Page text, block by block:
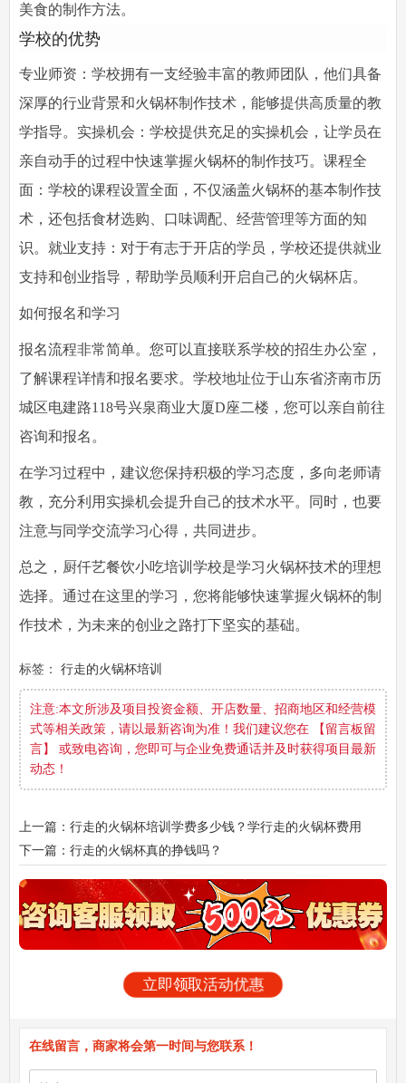
美食的制作方法。
学校的优势
专业师资：学校拥有一支经验丰富的教师团队，他们具备
深厚的行业背景和火锅杯制作技术，能够提供高质量的教
学指导。实操机会：学校提供充足的实操机会，让学员在
亲自动手的过程中快速掌握火锅杯的制作技巧。课程全
面：学校的课程设置全面，不仅涵盖火锅杯的基本制作技
术，还包括食材选购、口味调配、经营管理等方面的知
识。就业支持：对于有志于开店的学员，学校还提供就业
支持和创业指导，帮助学员顺利开启自己的火锅杯店。
如何报名和学习
报名流程非常简单。您可以直接联系学校的招生办公室，
了解课程详情和报名要求。学校地址位于山东省济南市历
城区电建路118号兴泉商业大厦D座二楼，您可以亲自前往
咨询和报名。
在学习过程中，建议您保持积极的学习态度，多向老师请
教，充分利用实操机会提升自己的技术水平。同时，也要
注意与同学交流学习心得，共同进步。
总之，厨仟艺餐饮小吃培训学校是学习火锅杯技术的理想
选择。通过在这里的学习，您将能够快速掌握火锅杯的制
作技术，为未来的创业之路打下坚实的基础。
标签： 行走的火锅杯培训
注意:本文所涉及项目投资金额、开店数量、招商地区和经营模
式等相关政策，请以最新咨询为准！我们建议您在 【留言板留
言】 或致电咨询，您即可与企业免费通话并及时获得项目最新
动态！
上一篇：行走的火锅杯培训学费多少钱？学行走的火锅杯费用
下一篇：行走的火锅杯真的挣钱吗？
立即领取活动优惠
在线留言，商家将会第一时间与您联系！